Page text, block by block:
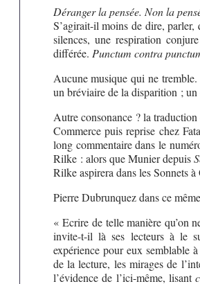
Déranger la pensée. Non la
S’agirait-il moins de dire, parler,
silences, une respiration
différée. Punctum contra
Aucune musique qui ne
un bréviaire de la disparition ; un
Autre consonance ? la
Commerce puis reprise chez
long commentaire dans le
Rilke : alors que Munier depuis
Rilke aspirera dans les Sonnets
Pierre Dubrunquez dans ce
« Ecrire de telle manière qu’on
invite-t-il là ses lecteurs à le
expérience pour eux semblable
de la lecture, les mirages de
l’évidence de l’ici-même, lisant